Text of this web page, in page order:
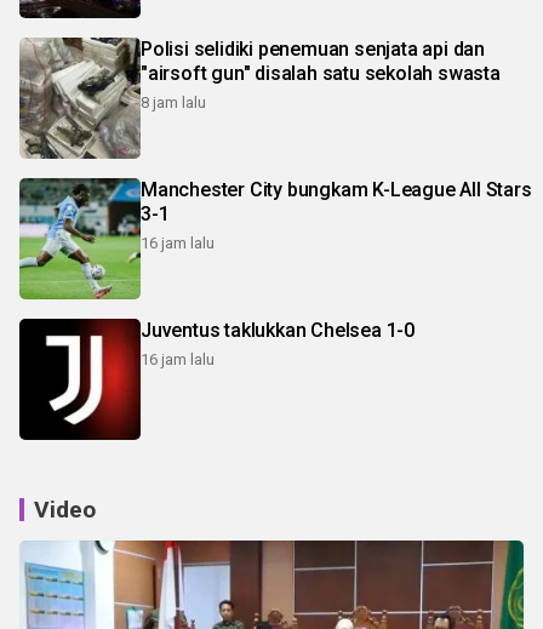
Polisi selidiki penemuan senjata api dan
"airsoft gun" disalah satu sekolah swasta
8 jam lalu
Manchester City bungkam K-League All Stars
3-1
16 jam lalu
Juventus taklukkan Chelsea 1-0
16 jam lalu
Video